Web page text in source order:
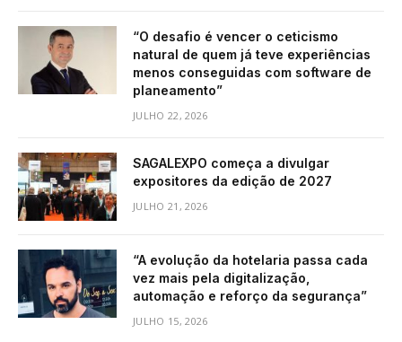
“O desafio é vencer o ceticismo
natural de quem já teve experiências
menos conseguidas com software de
planeamento”
JULHO 22, 2026
SAGALEXPO começa a divulgar
expositores da edição de 2027
JULHO 21, 2026
“A evolução da hotelaria passa cada
vez mais pela digitalização,
automação e reforço da segurança”
JULHO 15, 2026